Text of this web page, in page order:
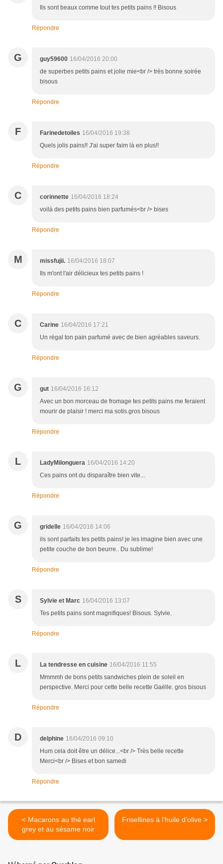
Ils sont beaux comme tout tes petits pains !! Bisous
Répondre
G guy59600 16/04/2016 20:00
de superbes petits pains et jolie mie<br /> très bonne soirée
bisous
Répondre
F Farinedetoiles 16/04/2016 19:38
Quels jolis pains!! J'ai super faim là en plus!!
Répondre
C corinnette 16/04/2016 18:24
voilà des petits pains bien parfumés<br /> bises
Répondre
M missfujii. 16/04/2016 18:07
Ils m'ont l'air délicieux tes petits pains !
Répondre
C Carine 16/04/2016 17:21
Un régal ton pain parfumé avec de bien agréables saveurs.
Répondre
G gut 16/04/2016 16:12
Avec un bon morceau de fromage tes petits pains me feraient
mourir de plaisir ! merci ma sotis.gros bisous
Répondre
L LadyMilonguera 16/04/2016 14:20
Ces pains ont du disparaître bien vite...
Répondre
G gridelle 16/04/2016 14:06
ils sont parfaits tes petits pains! je les imagine bien avec une
petite couche de bon beurre.. Du sublime!
Répondre
S Sylvie et Marc 16/04/2016 13:07
Tes petits pains sont magnifiques! Bisous. Sylvie.
Répondre
L La tendresse en cuisine 16/04/2016 11:55
Mmmmh de bons petits sandwiches plein de soleil en
perspective. Merci pour cette belle recette Gaëlle. gros bisous
Répondre
D delphine 16/04/2016 09:10
Hum cela doit être un délice...<br /> Très belle recette
Merci<br /> Bises et bon samedi
Répondre
< Macarons au thé earl
grey et au sésame noir
Frisellines à l'huile d'olive >